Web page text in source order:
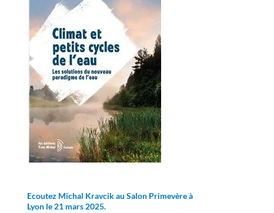
Ecoutez Michal Kravcik au Salon Primevère à
Lyon le 21 mars 2025.